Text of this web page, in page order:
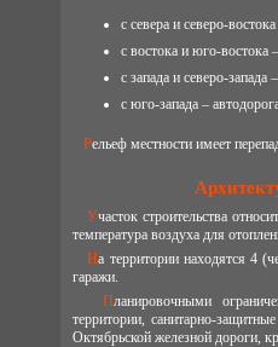
с севера и северо-
с востока и юго-
с запада и северо-
с юго-запада –
Рельеф местности имеет
Участок строительства относится ко IIВ климатическому подрайону II климатического района. Расчетная зимняя
температура воздуха для
На территории находятся 4 (четыре) 1-2-этажных жилых дома, 2 магазина, имеются хозяйственные постройки и
гаражи.
Планировочными ограничениями являются: 50-ти-метровая санитарно-защитная зона от промышленной
территории, санитарно-
Октябрьской железной дороги,